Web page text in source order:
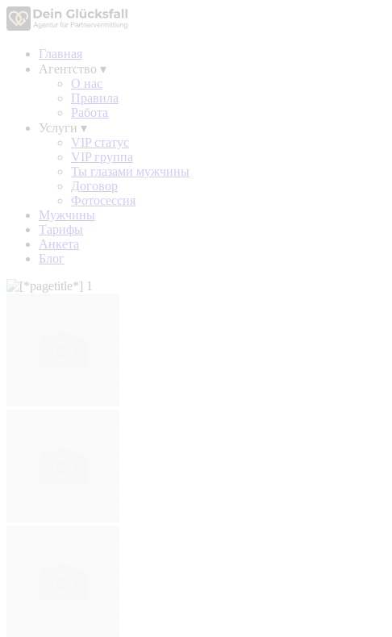
Главная
Агентство ▾
О нас
Правила
Работа
Услуги ▾
VIP статус
VIP группа
Ты глазами мужчины
Договор
Фотосессия
Мужчины
Тарифы
Анкета
Блог